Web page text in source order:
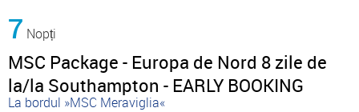
7 Nopți
MSC Package - Europa de Nord 8 zile de
la/la Southampton - EARLY BOOKING
La bordul »MSC Meraviglia«